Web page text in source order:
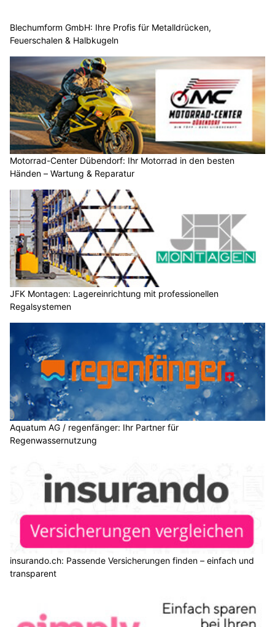
Blechumform GmbH: Ihre Profis für Metalldrücken,
Feuerschalen & Halbkugeln
Motorrad-Center Dübendorf: Ihr Motorrad in den besten
Händen – Wartung & Reparatur
JFK Montagen: Lagereinrichtung mit professionellen
Regalsystemen
Aquatum AG / regenfänger: Ihr Partner für
Regenwassernutzung
insurando.ch: Passende Versicherungen finden – einfach und
transparent